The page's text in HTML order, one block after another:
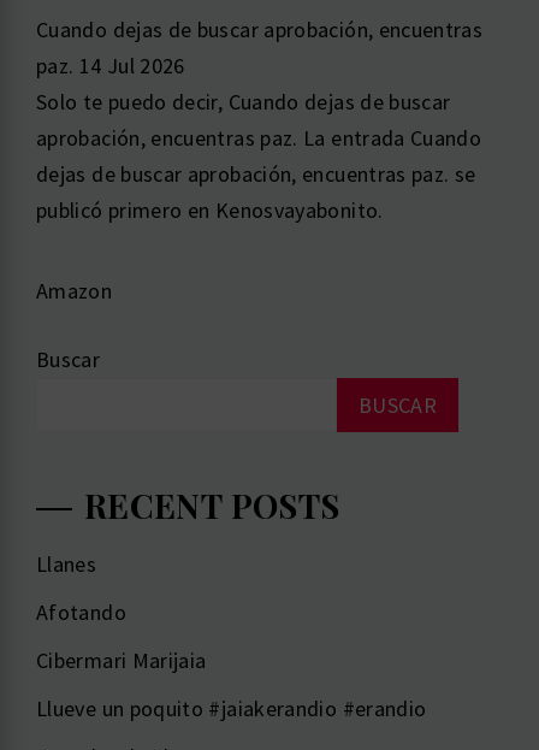
Cuando dejas de buscar aprobación, encuentras
paz. 14 Jul 2026
Solo te puedo decir, Cuando dejas de buscar
aprobación, encuentras paz. La entrada Cuando
dejas de buscar aprobación, encuentras paz. se
publicó primero en Kenosvayabonito.
Amazon
Buscar
BUSCAR
RECENT POSTS
Llanes ️
Afotando
Cibermari Marijaia
Llueve un poquito #jaiakerandio #erandio